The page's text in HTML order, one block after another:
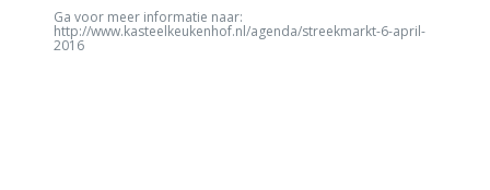
Ga voor meer informatie naar:
http://www.kasteelkeukenhof.nl/agenda/streekmarkt-6-april-
2016